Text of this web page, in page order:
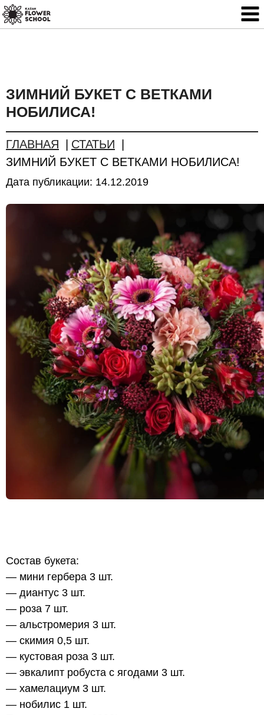
ЗИМНИЙ БУКЕТ С ВЕТКАМИ
НОБИЛИСА!
ГЛАВНАЯ
СТАТЬИ
ЗИМНИЙ БУКЕТ С ВЕТКАМИ НОБИЛИСА!
Дата публикации: 14.12.2019
Состав букета:
— мини гербера 3 шт.
— диантус 3 шт.
— роза 7 шт.
— альстромерия 3 шт.
— скимия 0,5 шт.
— кустовая роза 3 шт.
— эвкалипт робуста с ягодами 3 шт.
— хамелациум 3 шт.
— нобилис 1 шт.